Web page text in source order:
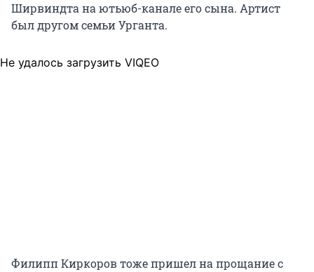
Ширвиндта на ютьюб-канале его сына. Артист
был другом семьи Урганта.
Не удалось загрузить VIQEO
Филипп Киркоров тоже пришел на прощание с